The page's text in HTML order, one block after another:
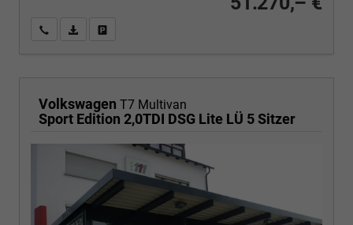
Wir rufen Sie anPDF-Fahrzeugexposé drucken
Volkswagen T7 Multivan
Sport Edition 2,0TDI DSG Lite LÜ 5 Sitzer